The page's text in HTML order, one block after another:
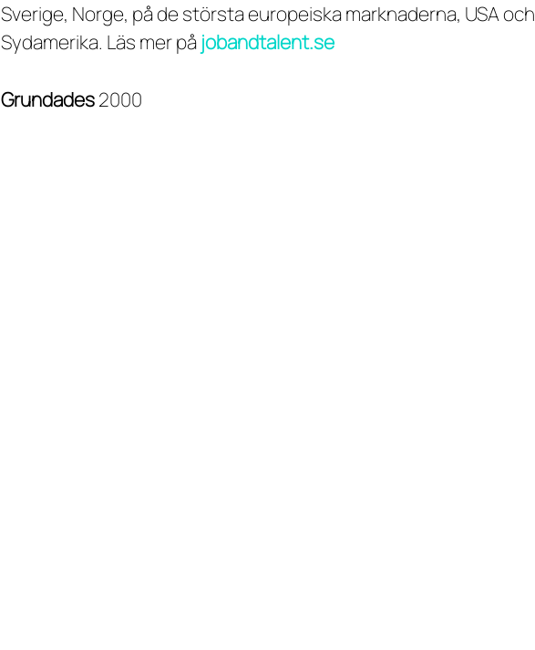
Sverige, Norge, på de största europeiska marknaderna, USA och
Sydamerika. Läs mer på jobandtalent.se
Grundades2000